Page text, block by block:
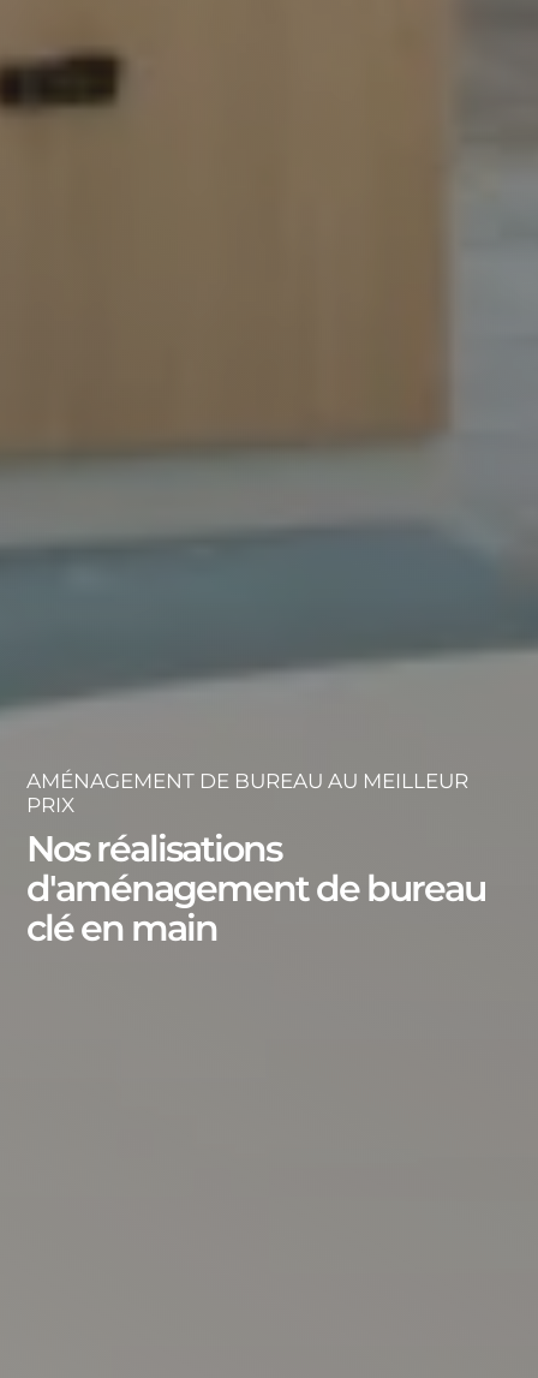
AMÉNAGEMENT DE BUREAU AU MEILLEUR
PRIX
Nos réalisations
d'aménagement de bureau
clé en main